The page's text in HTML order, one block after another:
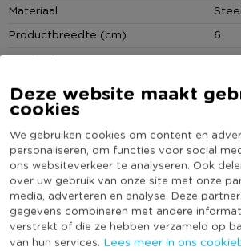
Deze website maakt
cookies
We gebruiken cookies om content en
personaliseren, om functies voor social
ons websiteverkeer te analyseren. Ook
over uw gebruik van onze site met onze
media, adverteren en analyse. Deze
gegevens combineren met andere
verstrekt of die ze hebben verzameld op
van hun services. Lees meer in ons
Materiaal
Productbreedte (cm)
6
Producthoogte (cm)
10
Productlengte (cm)
12
Duurzaamheidsscore
Heb jij Herfstfiguur paddestoel
review!